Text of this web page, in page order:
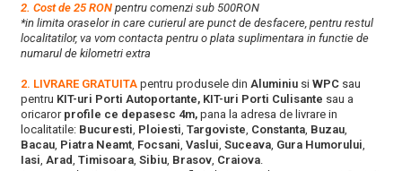
2. Cost de 25 RON pentru comenzi sub 500RON
*in limita oraselor in care curierul are punct de desfacere, pentru restul
localitatilor, va vom contacta pentru o plata suplimentara in functie de
numarul de kilometri extra
2. LIVRARE GRATUITA pentru produsele din Aluminiu si WPC sau
pentru KIT-uri Porti Autoportante, KIT-uri Porti Culisante sau a
oricarorprofile ce depasesc 4m, pana la adresa de livrare in
localitatile: Bucuresti, Ploiesti, Targoviste, Constanta, Buzau,
Bacau, Piatra Neamt, Focsani, Vaslui, Suceava, Gura Humorului,
Iasi, Arad, Timisoara, Sibiu, Brasov, Craiova.